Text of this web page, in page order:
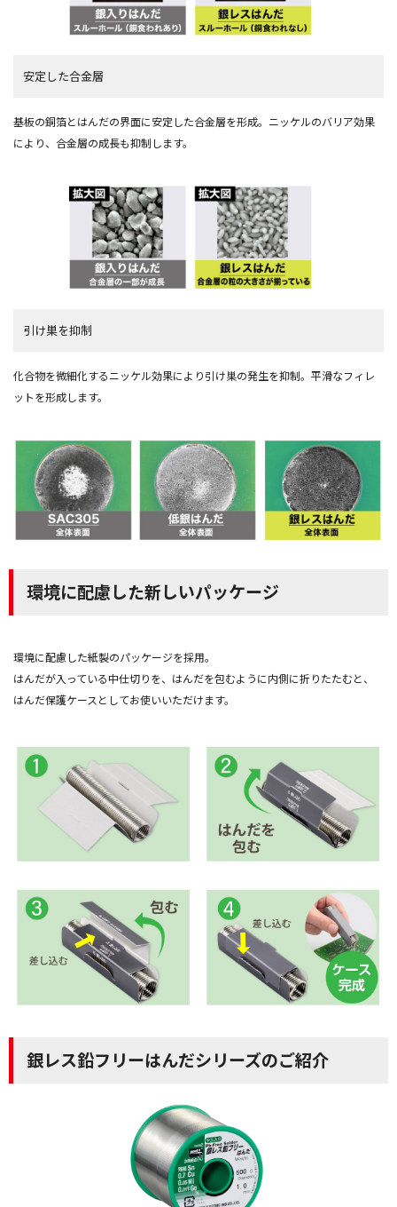
安定した合金層
基板の銅箔とはんだの界面に安定した合金層を形成。ニッケルのバリア効果
により、合金層の成長も抑制します。
引け巣を抑制
化合物を微細化するニッケル効果により引け巣の発生を抑制。平滑なフィレ
ットを形成します。
環境に配慮した新しいパッケージ
環境に配慮した紙製のパッケージを採用。
はんだが入っている中仕切りを、はんだを包むように内側に折りたたむと、
はんだ保護ケースとしてお使いいただけます。
銀レス鉛フリーはんだシリーズのご紹介